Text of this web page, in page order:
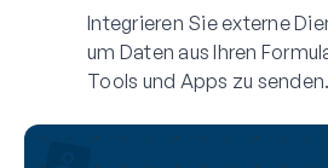
Integrieren Sie externe
um Daten aus Ihren
Tools und Apps zu senden.